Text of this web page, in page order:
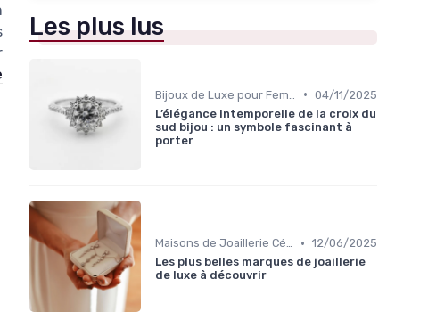
Les plus lus
• 04/11/2025
L’élégance intemporelle de la croix du
sud bijou : un symbole fascinant à
porter
Maisons de Joaillerie Célèbres • 12/06/2025
Les plus belles marques de joaillerie
de luxe à découvrir